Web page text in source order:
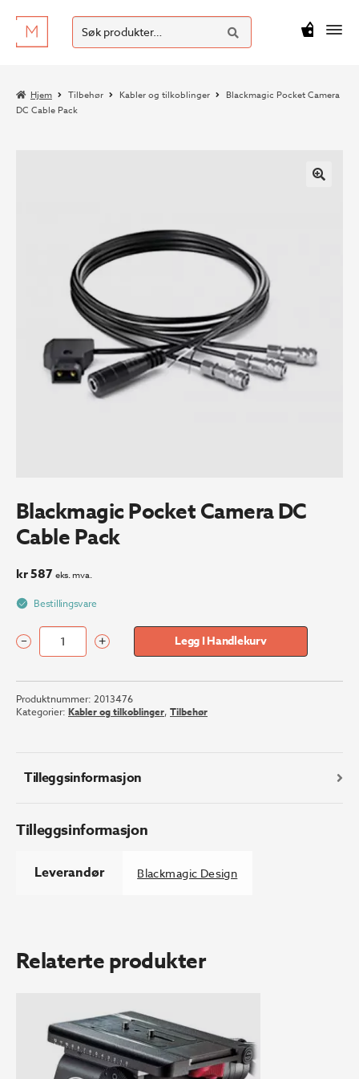
Hopp
til
Hopp
til
Søk
etter:
SØK
kr0
Hjem Tilbehør Kabler og tilkoblinger
Blackmagic Pocket Camera
DC Cable Pack
Blackmagic Pocket Camera DC
Cable Pack
kr587 eks. mva.
Bestillingsvare
Blackmagic
Camera
DC
Cable
– + Legg I Handlekurv
Produktnummer: 2013476
Kategorier: Kabler og tilkoblinger, Tilbehør
Tilleggsinformasjon
Tilleggsinformasjon
Leverandør Blackmagic Design
Relaterte produkter